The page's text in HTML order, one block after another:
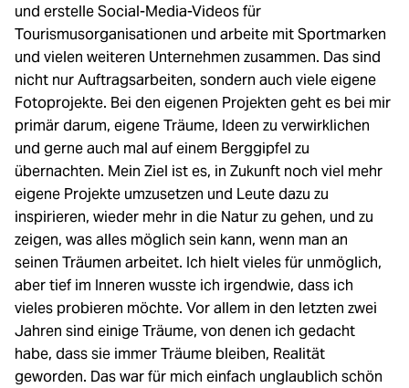
und erstelle Social-Media-Videos für
Tourismusorganisationen und arbeite mit Sportmarken
und vielen weiteren Unternehmen zusammen. Das sind
nicht nur Auftragsarbeiten, sondern auch viele eigene
Fotoprojekte. Bei den eigenen Projekten geht es bei mir
primär darum, eigene Träume, Ideen zu verwirklichen
und gerne auch mal auf einem Berggipfel zu
übernachten. Mein Ziel ist es, in Zukunft noch viel mehr
eigene Projekte umzusetzen und Leute dazu zu
inspirieren, wieder mehr in die Natur zu gehen, und zu
zeigen, was alles möglich sein kann, wenn man an
seinen Träumen arbeitet. Ich hielt vieles für unmöglich,
aber tief im Inneren wusste ich irgendwie, dass ich
vieles probieren möchte. Vor allem in den letzten zwei
Jahren sind einige Träume, von denen ich gedacht
habe, dass sie immer Träume bleiben, Realität
geworden. Das war für mich einfach unglaublich schön